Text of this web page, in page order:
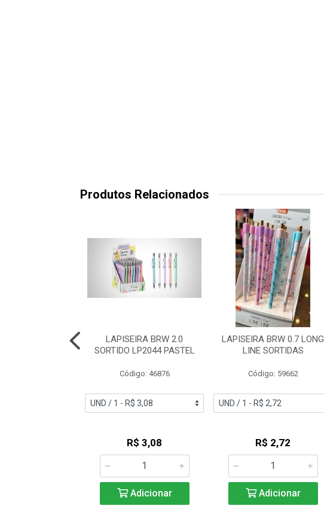
Produtos Relacionados
LAPISEIRA BRW 2.0
SORTIDO LP2044 PASTEL
Código: 46876
R$ 3,08
Adicionar
LAPISEIRA BRW 0.7 LONG
LINE SORTIDAS
Código: 59662
R$ 2,72
Adicionar